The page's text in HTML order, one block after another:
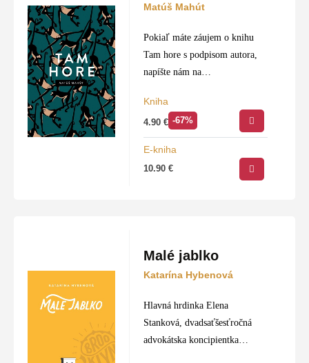
Matúš Mahút
Pokiaľ máte záujem o knihu
Tam hore s podpisom autora,
napíšte nám na
Kniha
4.90€ -67%
E-kniha
10.90€
Malé jablko
Katarína Hybenová
Hlavná hrdinka Elena
Stanková, dvadsaťšesťročná
advokátska koncipientka